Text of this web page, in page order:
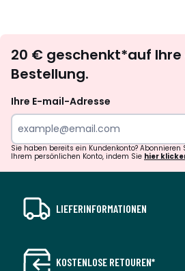
20 € geschenkt*auf
Bestellung.
Ihre E-mail-Adresse
Sie haben bereits ein Kundenkonto? Abonnieren
Ihrem persönlichen Konto, indem Sie hier
LIEFERINFORMATIONEN
KOSTENLOSE RETOUREN*